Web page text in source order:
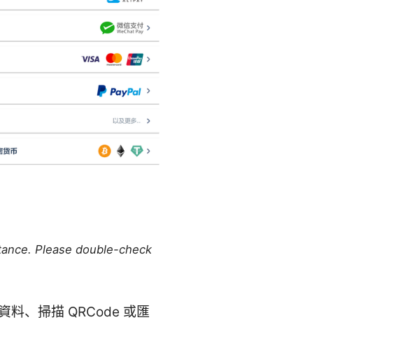
Please double-check
料、掃描 QRCode 或匯